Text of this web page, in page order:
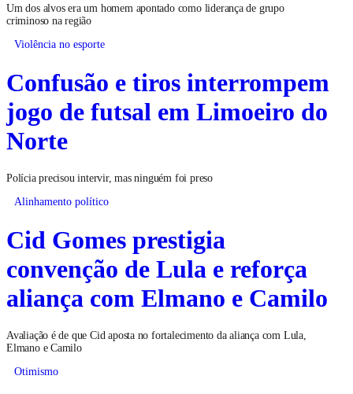
Um dos alvos era um homem apontado como liderança de grupo
criminoso na região
Violência no esporte
Confusão e tiros interrompem
jogo de futsal em Limoeiro do
Norte
Polícia precisou intervir, mas ninguém foi preso
Alinhamento político
Cid Gomes prestigia
convenção de Lula e reforça
aliança com Elmano e Camilo
Avaliação é de que Cid aposta no fortalecimento da aliança com Lula,
Elmano e Camilo
Otimismo